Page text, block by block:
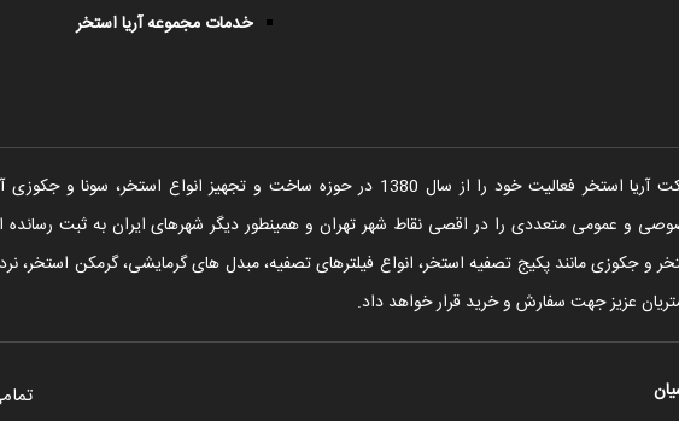
خدمات مجموعه آریا استخر
شرکت آریا استخر فعالیت خود را از سال 1380 در حوزه ساخت و تجهیز
و عمومی متعددی را در اقصی نقاط شهر تهران و همینطور دیگر شهرهای ایران به ثبت
و جکوزی مانند پکیج تصفیه استخر، انواع فیلترهای تصفیه، مبدل های گرمایشی، گرمکن استخر،
عزیز جهت سفارش و خرید قرار خواهد داد.